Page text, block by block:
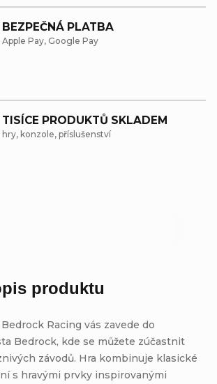
BEZPEČNÁ PLATBA
Apple Pay, Google Pay
TISÍCE PRODUKTŮ SKLADEM
hry, konzole, příslušenství
produktu
Racing vás zavede do
Bedrock, kde se můžete zúčastnit
závodů. Hra kombinuje klasické
s hravými prvky inspirovanými